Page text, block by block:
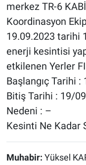
merkez TR-6
Koordinasyon
19.09.2023 tarihi
enerji kesintisi
etkilenen Yerler
Başlangıç Tarihi
Bitiş Tarihi : 19/
Nedeni : –
Kesinti Ne Kadar
Muhabir: Yüksel